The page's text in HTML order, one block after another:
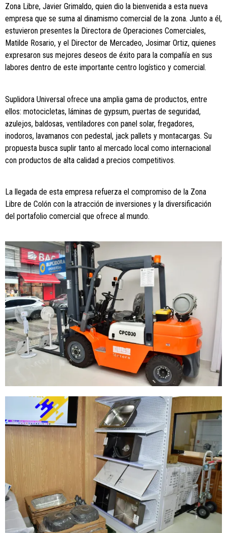
Zona Libre, Javier Grimaldo, quien dio la bienvenida a esta nueva
empresa que se suma al dinamismo comercial de la zona. Junto a él,
estuvieron presentes la Directora de Operaciones Comerciales,
Matilde Rosario, y el Director de Mercadeo, Josimar Ortiz, quienes
expresaron sus mejores deseos de éxito para la compañía en sus
labores dentro de este importante centro logístico y comercial.
Suplidora Universal ofrece una amplia gama de productos, entre
ellos: motocicletas, láminas de gypsum, puertas de seguridad,
azulejos, baldosas, ventiladores con panel solar, fregadores,
inodoros, lavamanos con pedestal, jack pallets y montacargas. Su
propuesta busca suplir tanto al mercado local como internacional
con productos de alta calidad a precios competitivos.
La llegada de esta empresa refuerza el compromiso de la Zona
Libre de Colón con la atracción de inversiones y la diversificación
del portafolio comercial que ofrece al mundo.